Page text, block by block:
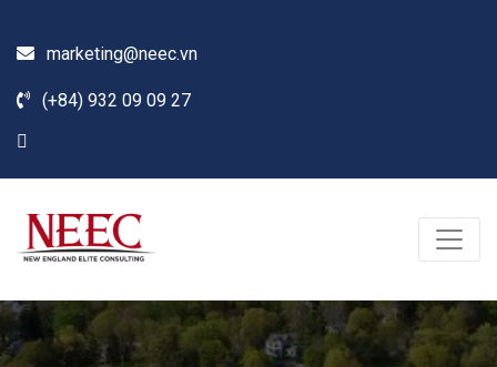
marketing@neec.vn
(+84) 932 09 09 27